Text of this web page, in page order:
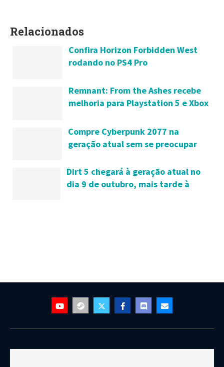
Relacionados
Confira Horizon Forbidden West
rodando no PS4 Pro
Remnant: From the Ashes recebe
melhoria para Playstation 5 e Xbox
Compre Cyberpunk 2077 na
geração atual sem se preocupar
Dirt 5 chegará à geração atual no
dia 9 de outubro, mais tarde à